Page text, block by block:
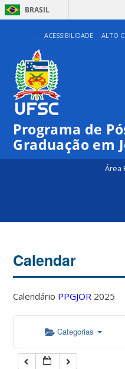
BRASIL
ACESSIBILIDADE ALTO
Programa de
Graduação em
Área
Calendar
Calendário PPGJOR 2025
Categorias
00:00
05:00
06:00